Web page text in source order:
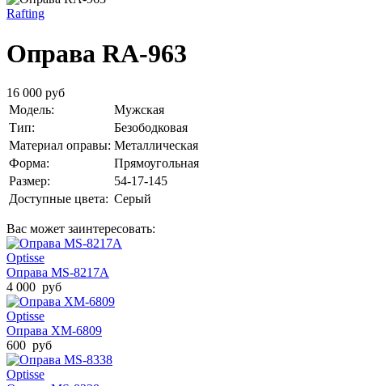
Rafting
Оправа RA-963
16 000 руб
Модель:
Мужская
Тип:
Безободковая
Материал оправы: Металлическая
Форма:
Прямоугольная
Размер:
54-17-145
Доступные цвета: Серый
Вас может заинтересовать:
Optisse
Оправа MS-8217A
4 000 руб
Optisse
Оправа XM-6809
600 руб
Optisse